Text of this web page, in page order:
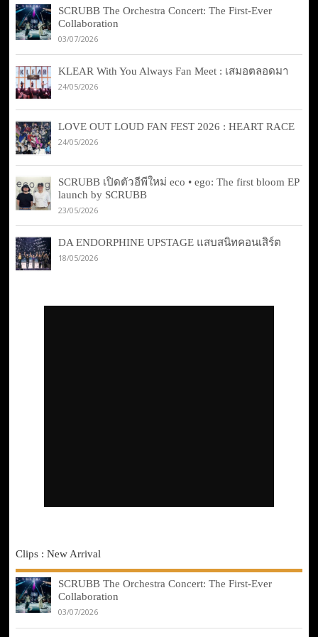
SCRUBB The Orchestra Concert: The First-Ever
Collaboration
03/07/2026
KLEAR With You Always Fan Meet : เสมอตลอดมา
24/05/2026
LOVE OUT LOUD FAN FEST 2026 : HEART RACE
24/05/2026
SCRUBB เปิดตัวอีพีใหม่ eco • ego: The first bloom EP
launch by SCRUBB
23/05/2026
DA ENDORPHINE UPSTAGE แสบสนิทคอนเสิร์ต
18/05/2026
Clips : New Arrival
SCRUBB The Orchestra Concert: The First-Ever
Collaboration
03/07/2026